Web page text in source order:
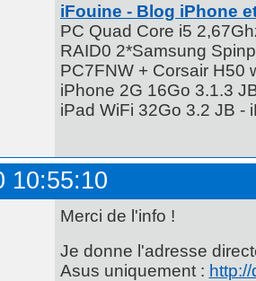
iFouine - Blog iPhone
PC Quad Core i5
RAID0 2*Samsung
PC7FNW + Corsair H50
iPhone 2G 16Go 3.1.3
iPad WiFi 32Go 3.2 JB -
10:55:10
Merci de l'info !
Je donne l'adresse
Asus uniquement :